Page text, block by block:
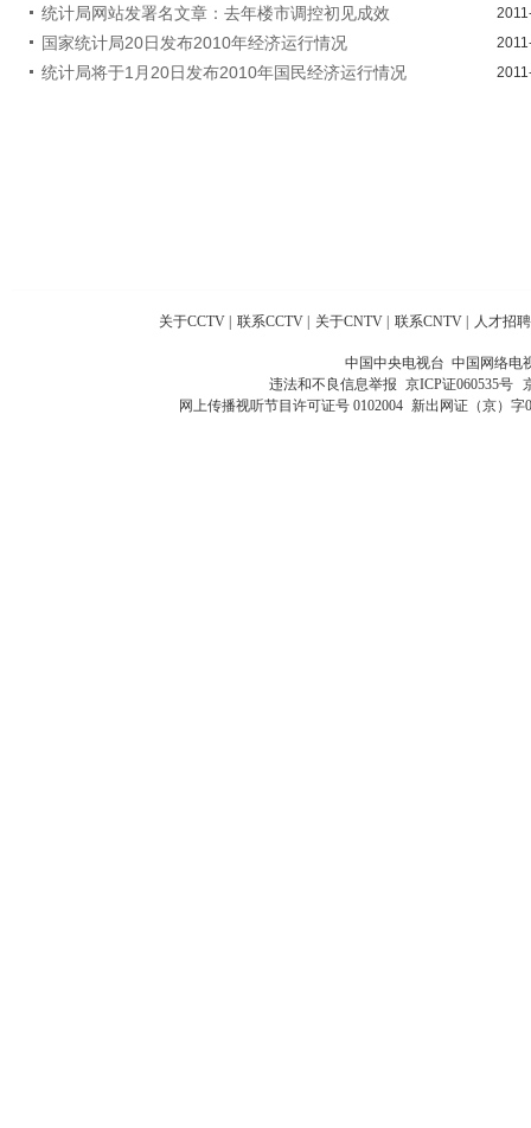
统计局网站发署名文章：去年楼市调控初见成效
国家统计局20日发布2010年经济运行情况
统计局将于1月20日发布2010年国民经济运行情况
关于CCTV | 联系CCTV | 关于CNTV | 联系CNTV | 人才招聘
中国中央电视台 中国网络电
违法和不良信息举报 京ICP证060535号
网上传播视听节目许可证号 0102004 新出网证（京）